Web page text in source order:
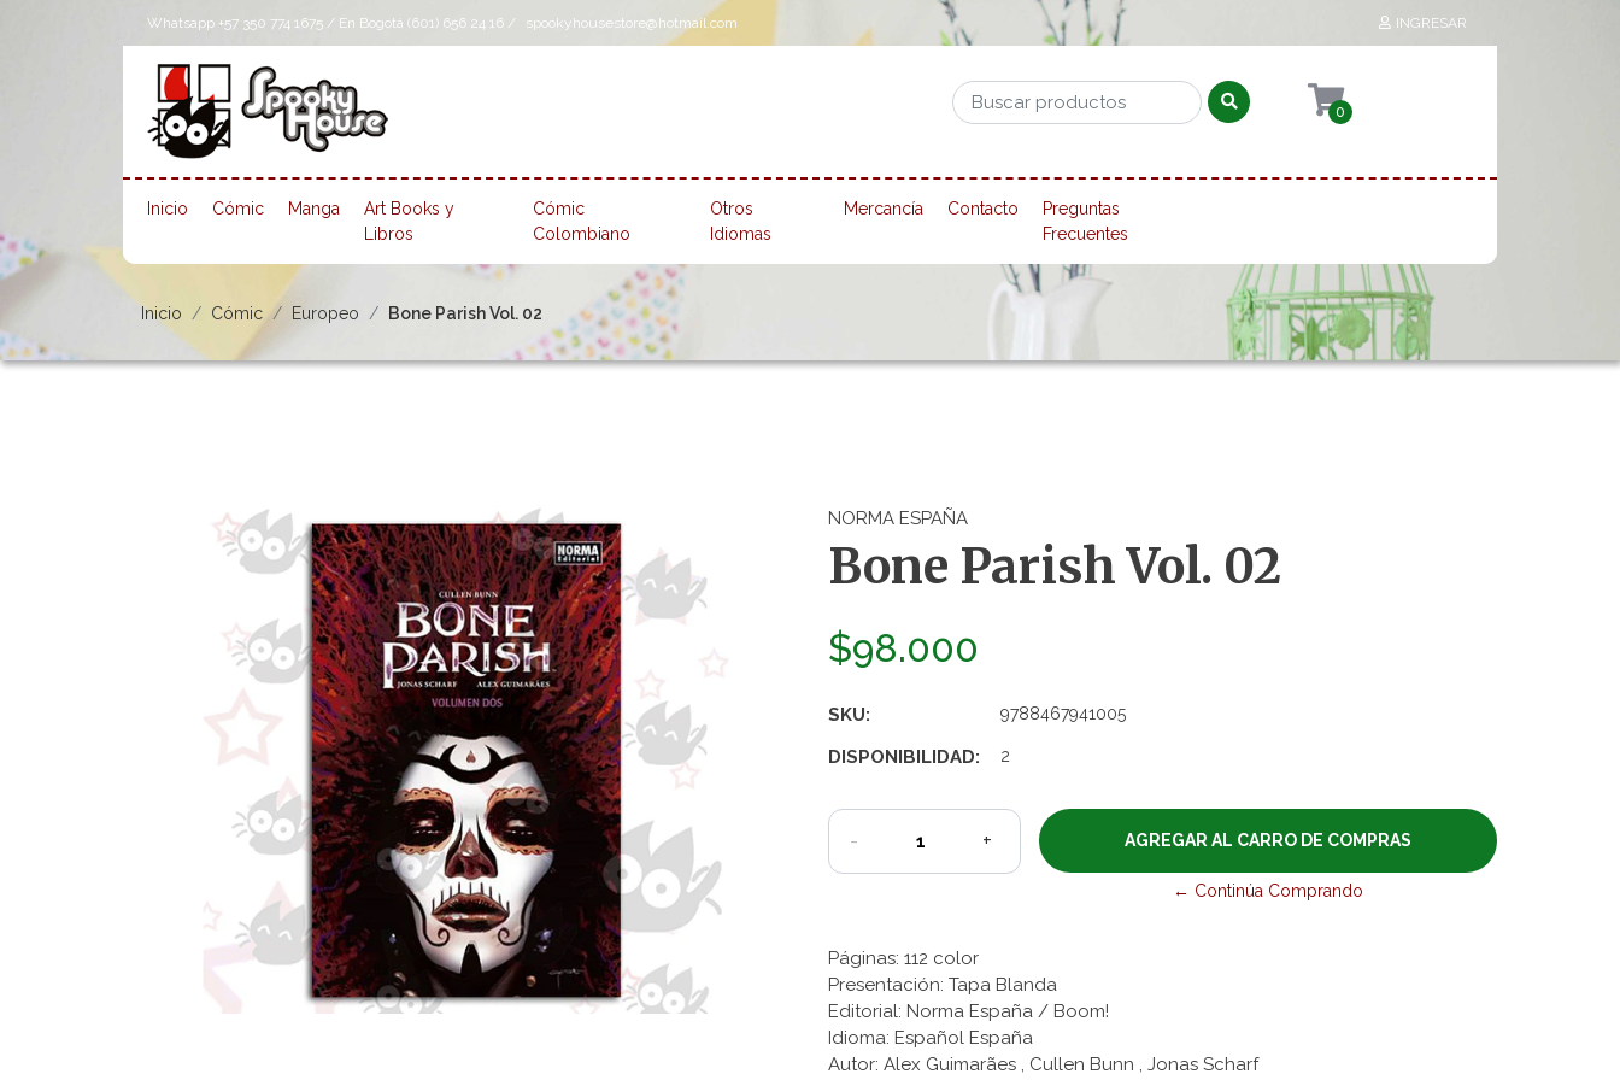
Whatsapp +57 350 774 1675 / En Bogotá (601) 656 24 16 / spookyhousestore@hotmail.com INGRESAR
0
Inicio Cómic Manga
Art Books y
Libros
Cómic
Colombiano
Otros
Idiomas
Mercancía Contacto
Preguntas
Frecuentes
Inicio Cómic Europeo Bone Parish Vol. 02
NORMA ESPAÑA
Bone Parish Vol. 02
$98.000
SKU: 9788467941005
DISPONIBILIDAD: 2
- +
← Continúa Comprando
Páginas: 112 color
Presentación: Tapa Blanda
Editorial: Norma España / Boom!
Idioma: Español España
Autor: Alex Guimarães , Cullen Bunn , Jonas Scharf